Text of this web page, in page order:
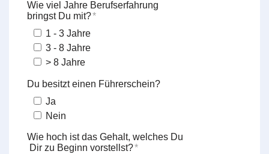
Wie viel Jahre Berufserfahrung
bringst Du mit?
1 - 3 Jahre
3 - 8 Jahre
> 8 Jahre
Du besitzt einen Führerschein?
Ja
Nein
Wie hoch ist das Gehalt, welches Du
Dir zu Beginn vorstellst?